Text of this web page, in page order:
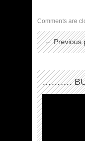
Comments are
← Previous
……….